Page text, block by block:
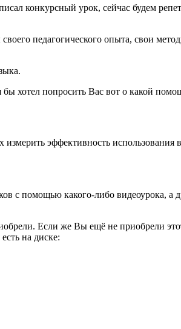
конкурсный урок, сейчас будем
педагогического опыта, свои
хотел попросить Вас вот о какой
эффективность использования
с помощью какого-либо видеоурока, а
Если же Вы ещё не приобрели
на диске: